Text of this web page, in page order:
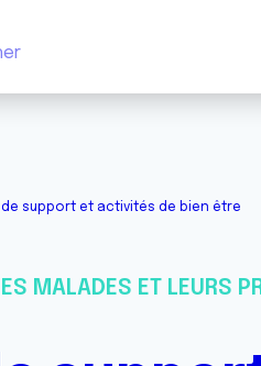
de support et activités de bien être
MALADES ET LEURS